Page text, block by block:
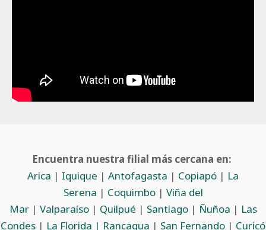
Encuentra nuestra filial más cercana en:
Arica | Iquique | Antofagasta | Copiapó | La
Serena | Coquimbo| Viña del
Mar| Valparaíso| Quilpué | Santiago| Ñuñoa | Las
Condes | La Florida | Rancagua | San Fernando | Curicó